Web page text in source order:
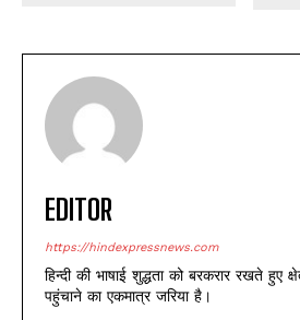
EDITOR
https://hindexpressnews.com
हिन्दी की भाषाई शुद्धता को बरकरार रखते हुए
पहुंचाने का एकमात्र जरिया है।